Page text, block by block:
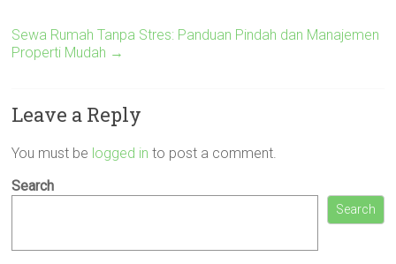
Sewa Rumah Tanpa Stres: Panduan Pindah dan Manajemen
Properti Mudah →
Leave a Reply
You must be logged in to post a comment.
Search
Search